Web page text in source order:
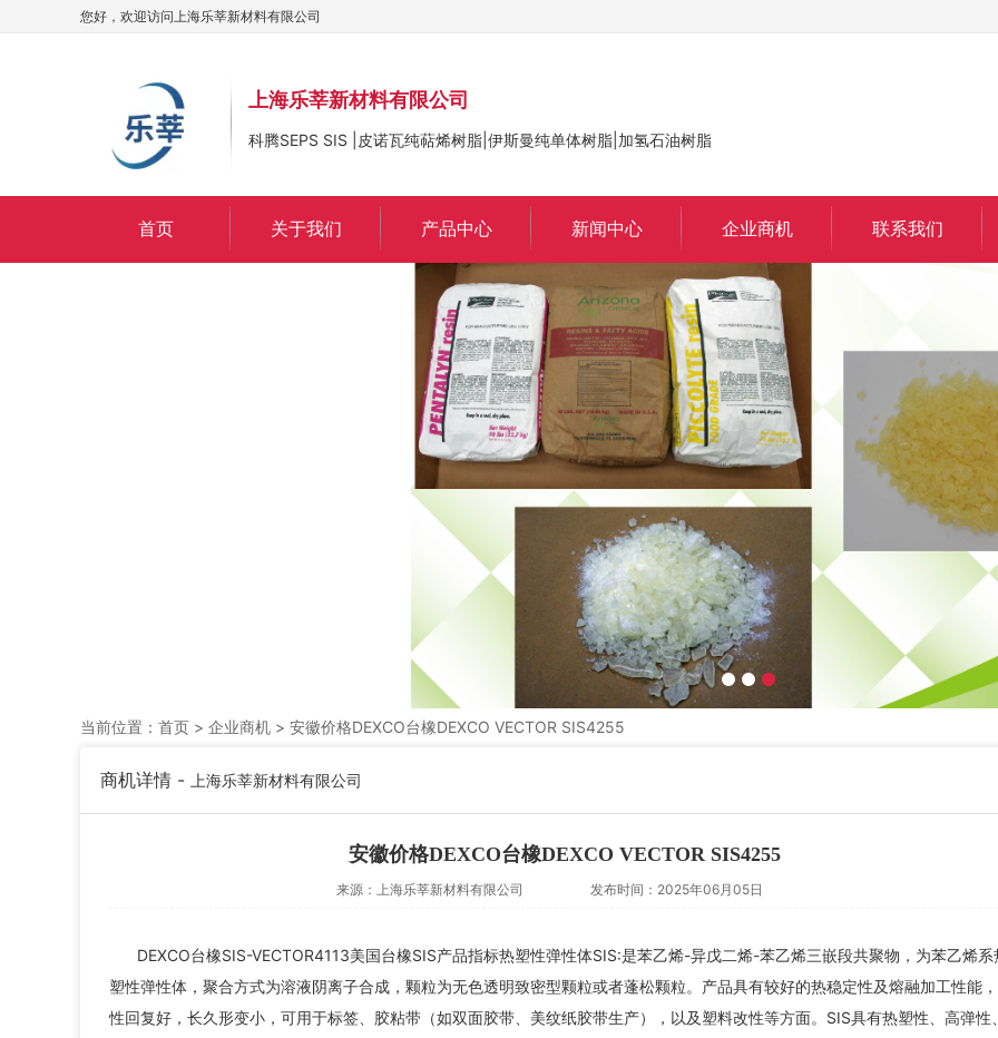
您好，欢迎访问上海乐莘新材料有限公司
上海乐莘新材料有限公司
科腾SEPS SIS |皮诺瓦纯萜烯树脂|伊斯曼纯单体树脂|加氢石油树脂
首页 关于我们 产品中心 新闻中心 企业商机 联系我们
当前位置： 首页 > 企业商机 > 安徽价格DEXCO台橡DEXCO VECTOR SIS4255
商机详情 - 上海乐莘新材料有限公司
安徽价格DEXCO台橡DEXCO VECTOR SIS4255
来源： 上海乐莘新材料有限公司 发布时间：2025年06月05日
DEXCO台橡SIS-VECTOR4113美国台橡SIS产品指标热塑性弹性体SIS:是苯乙烯-异戊二烯-苯乙烯三嵌段共聚物，为苯乙烯系
塑性弹性体，聚合方式为溶液阴离子合成，颗粒为无色透明致密型颗粒或者蓬松颗粒。产品具有较好的热稳定性及熔融加工性能
性回复好，长久形变小，可用于标签、胶粘带（如双面胶带、美纹纸胶带生产），以及塑料改性等方面。SIS具有热塑性、高弹性、